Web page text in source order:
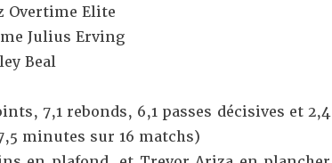
Overtime Elite
Julius Erving
Beal
7,1 rebonds, 6,1 passes décisives et 2,4
minutes sur 16 matchs)